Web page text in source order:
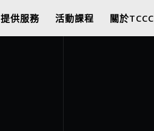
提供服務 活動課程 關於TCCC